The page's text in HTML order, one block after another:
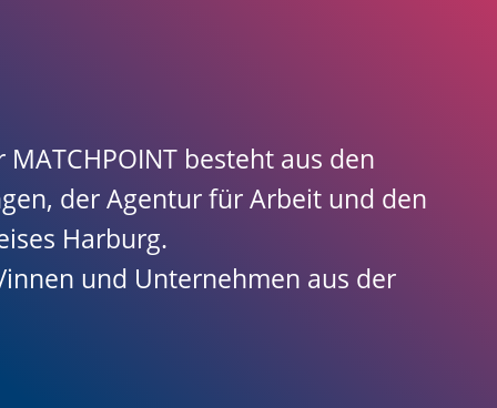
besteht aus den
der Agentur für Arbeit und den
Harburg.
und Unternehmen aus der